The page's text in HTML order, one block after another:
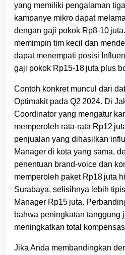
yang memiliki pengalaman
kampanye mikro dapat
dengan gaji pokok Rp8‑10
memimpin tim kecil dan
dapat menempati posisi
gaji pokok Rp15‑18 juta plus
Contoh konkret muncul dari
Optimakit pada Q2 2024. Di
Coordinator yang mengatur
memperoleh rata‑rata Rp12
penjualan yang dihasilkan
Manager di kota yang sama,
penentuan brand‑voice dan
memperoleh paket Rp18 juta
Surabaya, selisihnya lebih
Manager Rp15 juta.
bahwa peningkatan tanggung
meningkatkan total
Jika Anda membandingkan